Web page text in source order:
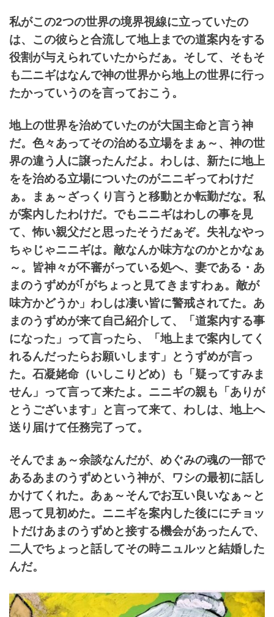
私がこの2つの世界の境界視線に立っていたの
は、この彼らと合流して地上までの道案内をする
役割が与えられていたからだぁ。そして、そもそ
も二ニギはなんで神の世界から地上の世界に行っ
たかっていうのを言っておこう。
地上の世界を治めていたのが大国主命と言う神
だ。色々あってその治める立場をまぁ～、神の世
界の違う人に譲ったんだよ。わしは、新たに地上
をを治める立場についたのがニニギってわけだ
ぁ。まぁ～ざっくり言うと移動とか転勤だな。私
が案内したわけだ。でもニニギはわしの事を見
て、怖い親父だと思ったそうだぁぞ。失礼なやっ
ちゃじゃニニギは。敵なんか味方なのかとかなぁ
～。皆神々が不審がっている処へ、妻である・あ
まのうずめが｢がちょっと見てきますわぁ。敵が
味方かどうか」わしは凄い皆に警戒されてた。あ
まのうずめが来て自己紹介して、「道案内する事
になった」って言ったら、「地上まで案内してく
れるんだったらお願いします」とうずめが言っ
た。 石凝姥命（いしこりどめ）
も「疑ってすみま
せん」って言って来たよ。 ニニギの親も「ありが
とうございます」と言って来て、わしは、地上へ
送り届けて任務完了って。
そんでまぁ～余談なんだが、めぐみの魂の一部で
あるあまのうずめという神が、ワシの最初に話し
かけてくれた。あぁ～そんでお互い良いなぁ～と
思って見初めた。ニニギを案内した後ににチョッ
トだけあまのうずめと接する機会があったんで、
二人でちょっと話してその時ニュルッと結婚した
んだ。